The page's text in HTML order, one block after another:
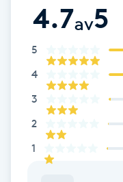
Diamantslipning
Enzympeeling
Extensions
Extensions borttagning
4.7av5
5
4
3
2
1